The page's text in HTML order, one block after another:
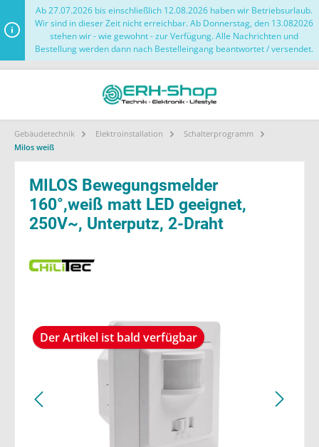
Ab 27.07.2026 bis einschließlich 12.08.2026 haben wir Betriebsurlaub.
Wir sind in dieser Zeit nicht erreichbar. Ab Donnerstag, den 13.082026
stehen wir - wie gewohnt - zur Verfügung. Alle Nachrichten und
Bestellung werden dann nach Bestelleingang beantwortet / versendet.
Gebäudetechnik Elektroinstallation
Schalterprogramm
Milos weiß
MILOS Bewegungsmelder
160°,weiß matt LED geeignet,
250V~, Unterputz, 2-Draht
Der Artikel ist bald verfügbar